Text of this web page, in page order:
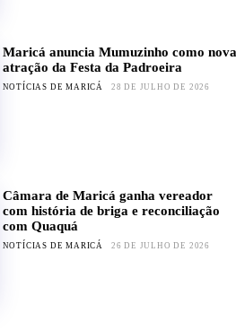
Maricá anuncia Mumuzinho como nova
atração da Festa da Padroeira
NOTÍCIAS DE MARICÁ 28 DE JULHO DE 2026
Câmara de Maricá ganha vereador
com história de briga e reconciliação
com Quaquá
NOTÍCIAS DE MARICÁ 26 DE JULHO DE 2026